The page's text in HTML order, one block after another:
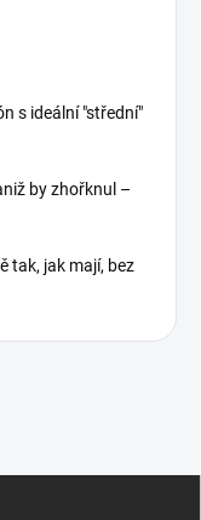
s ideální "střední"
by zhořknul –
tak, jak mají, bez